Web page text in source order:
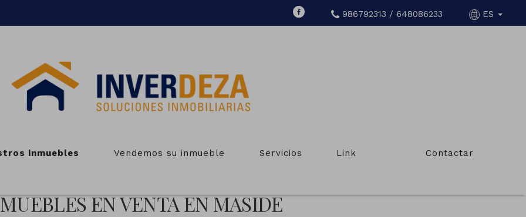
986792313 / 648086233 ES
inmuebles Vendemos su inmueble Servicios Link Contactar
EN VENTA EN MASIDE